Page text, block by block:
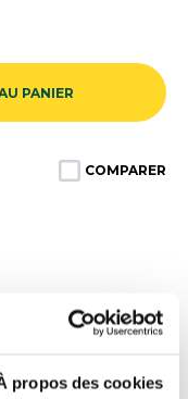
propos des cookies
PANIER
COMPARER